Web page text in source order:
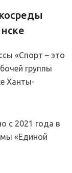
«Спорт – это
группы
Ханты-
с 2021 года в
«Единой